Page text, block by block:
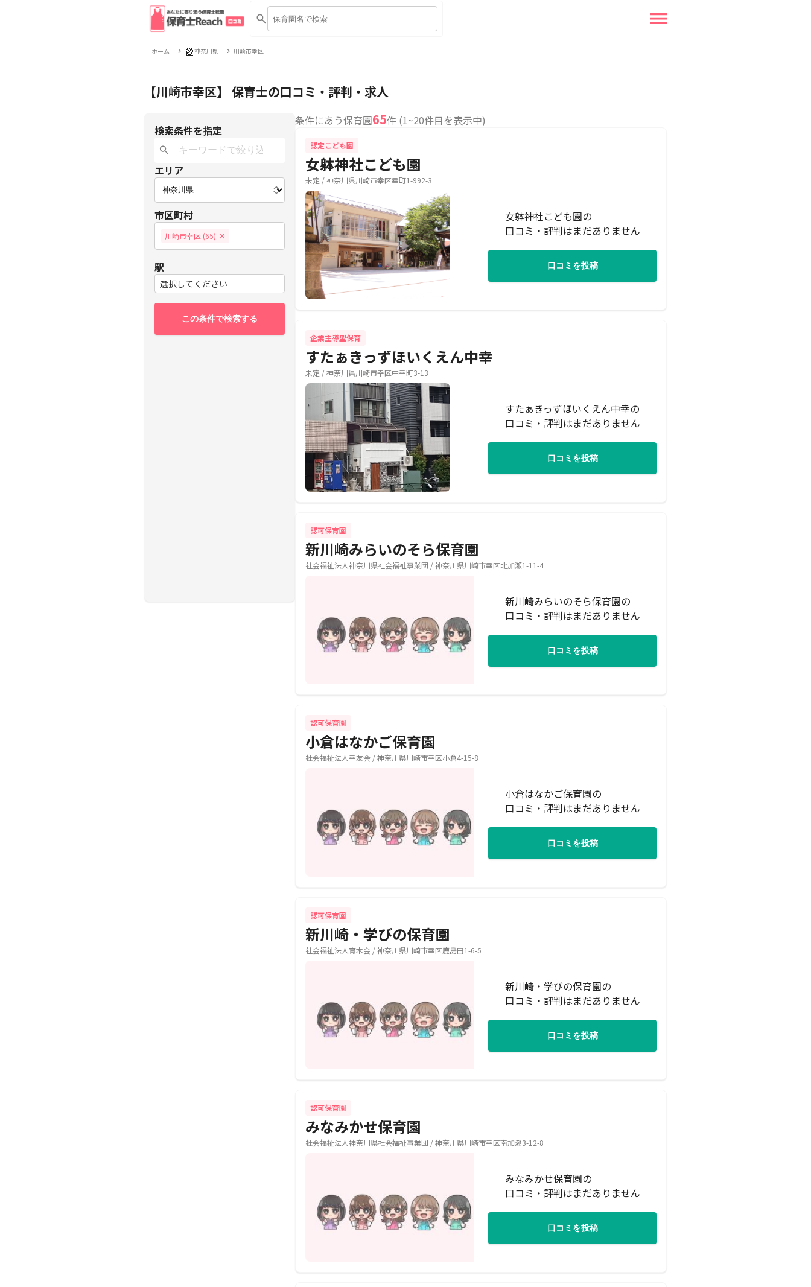
ホーム 🎡神奈川県 川崎市幸区
【川崎市幸区】 保育士の口コミ・評判・求人
検索条件を指定
エリア
市区町村
川崎市幸区 (65) ×
駅
選択してください
この条件で検索する
条件にあう保育園65件 (1~20件目を表示中)
認定こども園
女躰神社こども園
未定 / 神奈川県川崎市幸区幸町1-992-3
女躰神社こども園の
口コミ・評判はまだありません
口コミを投稿
企業主導型保育
すたぁきっずほいくえん中幸
未定 / 神奈川県川崎市幸区中幸町3-13
すたぁきっずほいくえん中幸の
口コミ・評判はまだありません
口コミを投稿
認可保育園
新川崎みらいのそら保育園
社会福祉法人神奈川県社会福祉事業団 / 神奈川県川崎市幸区北加瀬1-11-4
新川崎みらいのそら保育園の
口コミ・評判はまだありません
口コミを投稿
認可保育園
小倉はなかご保育園
社会福祉法人幸友会 / 神奈川県川崎市幸区小倉4-15-8
小倉はなかご保育園の
口コミ・評判はまだありません
口コミを投稿
認可保育園
新川崎・学びの保育園
社会福祉法人育木会 / 神奈川県川崎市幸区鹿島田1-6-5
新川崎・学びの保育園の
口コミ・評判はまだありません
口コミを投稿
認可保育園
みなみかせ保育園
社会福祉法人神奈川県社会福祉事業団 / 神奈川県川崎市幸区南加瀬3-12-8
みなみかせ保育園の
口コミ・評判はまだありません
口コミを投稿